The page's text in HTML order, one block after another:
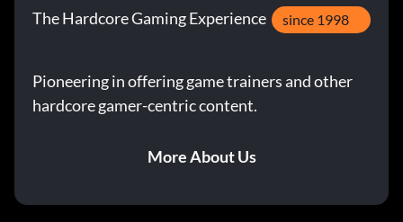
Objetivo: Obtener todos los demás trofeos
The Hardcore Gaming Experience since 1998
Pioneering in offering game trainers and other
hardcore gamer-centric content.
More About Us